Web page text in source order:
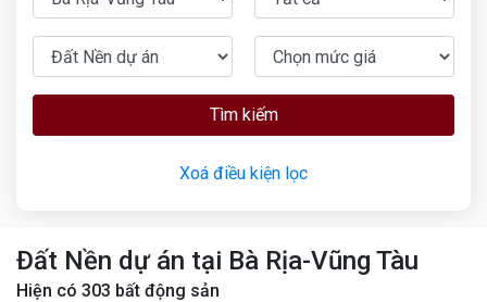
Tìm kiếm
Xoá điều kiện lọc
Đất Nền dự án tại Bà Rịa-Vũng Tàu
Hiện có 303 bất động sản